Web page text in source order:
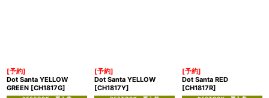
[予約]
Dot Santa YELLOW
GREEN [CH1817G]
[予約]
Dot Santa YELLOW
[CH1817Y]
[予約]
Dot Santa RED
[CH1817R]